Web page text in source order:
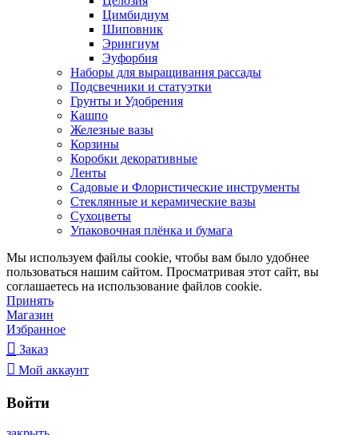
Цимбидиум
Шиповник
Эрингиум
Эуфорбия
Наборы для выращивания рассады
Подсвечники и статуэтки
Грунты и Удобрения
Кашпо
Железные вазы
Корзины
Коробки декоративные
Ленты
Садовые и Флористические инструменты
Стеклянные и керамические вазы
Сухоцветы
Упаковочная плёнка и бумага
Мы используем файлы cookie, чтобы вам было удобнее
пользоваться нашим сайтом. Просматривая этот сайт, вы
соглашаетесь на использование файлов cookie.
Принять
Магазин
Избранное
Заказ
Мой аккаунт
Войти